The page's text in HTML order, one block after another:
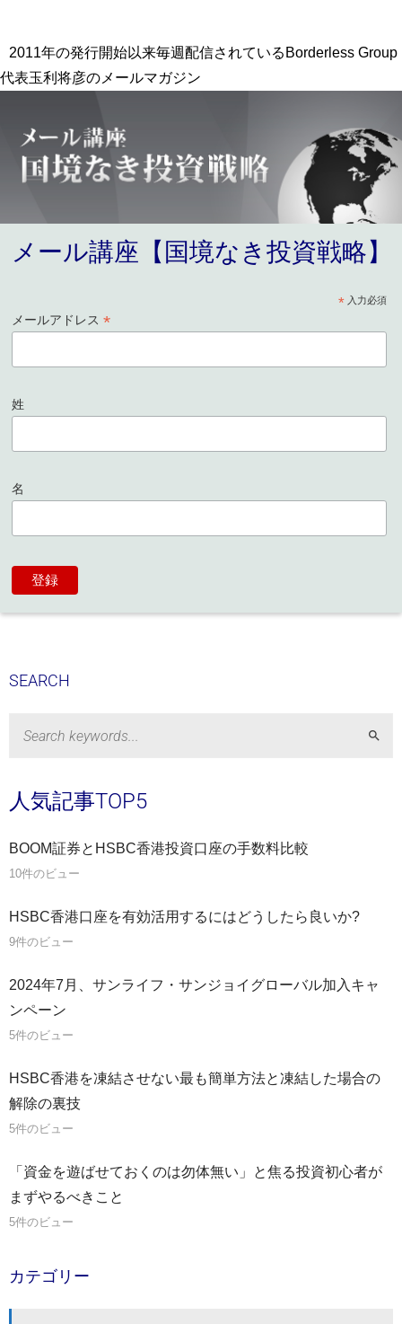
2011年の発行開始以来毎週配信されているBorderless Group
代表玉利将彦のメールマガジン
メール講座【国境なき投資戦略】
*入力必須
メールアドレス*
姓
名
SEARCH
人気記事TOP5
BOOM証券とHSBC香港投資口座の手数料比較
10件のビュー
HSBC香港口座を有効活用するにはどうしたら良いか?
9件のビュー
2024年7月、サンライフ・サンジョイグローバル加入キャ
ンペーン
5件のビュー
HSBC香港を凍結させない最も簡単方法と凍結した場合の
解除の裏技
5件のビュー
「資金を遊ばせておくのは勿体無い」と焦る投資初心者が
まずやるべきこと
5件のビュー
カテゴリー